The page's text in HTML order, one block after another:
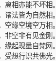
离相亦能不坏相。
诸法皆为自然相。
空缘空境空万相。
非空非有见金刚。
缘起现量自梵网。
受想行识共佛光。